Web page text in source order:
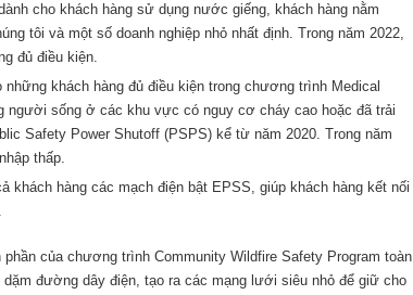
cho khách hàng sử dụng nước giếng, khách hàng nằm
tôi và một số doanh nghiệp nhỏ nhất định. Trong năm 2022,
đủ điều kiện.
khách hàng đủ điều kiện trong chương trình Medical
người sống ở các khu vực có nguy cơ cháy cao hoặc đã trải
Safety Power Shutoff (PSPS) kể từ năm 2020. Trong năm
thấp.
khách hàng các mạch điện bật EPSS, giúp khách hàng kết nối
của chương trình Community Wildfire Safety Program toàn
đường dây điện, tạo ra các mạng lưới siêu nhỏ để giữ cho